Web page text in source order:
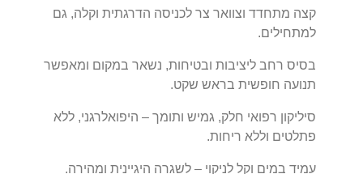
קצה מתחדד וצוואר צר לכניסה הדרגתית וקלה, גם
למתחילים.
בסיס רחב ליציבות ובטיחות, נשאר במקום ומאפשר
תנועה חופשית בראש שקט.
סיליקון רפואי חלק, גמיש ותומך – היפואלרגני, ללא
פתלטים וללא ריחות.
עמיד במים וקל לניקוי – לשגרה היגיינית ומהירה.